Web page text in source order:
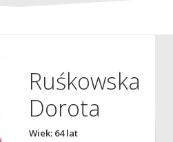
Ruśkowska
Dorota
Wiek: 64 lat